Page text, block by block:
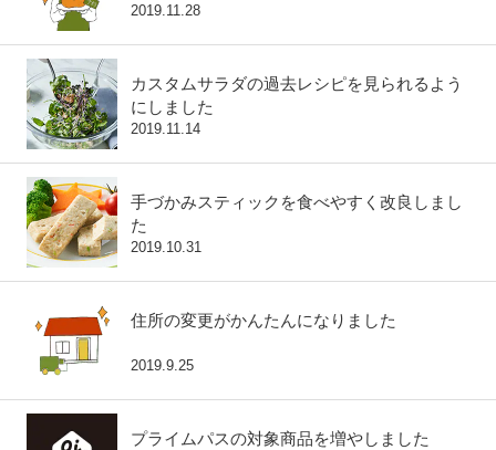
2019.11.28
カスタムサラダの過去レシピを見られるよう
にしました
2019.11.14
手づかみスティックを食べやすく改良しまし
た
2019.10.31
住所の変更がかんたんになりました
2019.9.25
プライムパスの対象商品を増やしました